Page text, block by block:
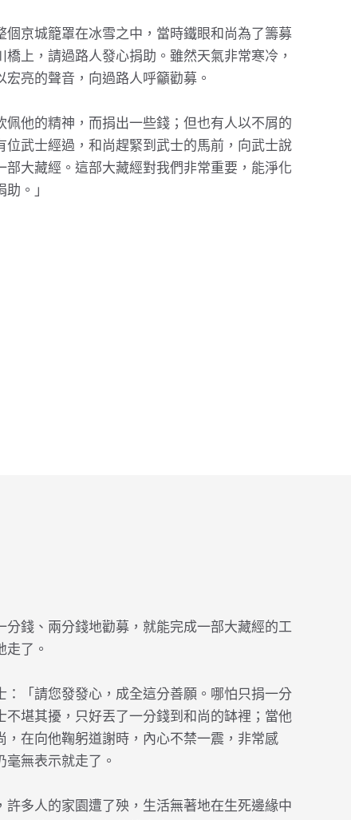
個京城籠罩在冰雪之中，當時鐵眼和尚為了籌募
上，請過路人發心捐助。雖然天氣非常寒冷，
亮的聲音，向過路人呼籲勸募。
佩他的精神，而捐出一些錢；但也有人以不屑的
位武士經過，和尚趕緊到武士的馬前，向武士說
部大藏經。這部大藏經對我們非常重要，能淨化
。」
分錢、兩分錢地勸募，就能完成一部大藏經的工
走了。
：「請您發發心，成全這分善願。哪怕只捐一分
不堪其擾，只好丟了一分錢到和尚的缽裡；當他
，在向他鞠躬道謝時，內心不禁一震，非常感
無表示就走了。
許多人的家園遭了殃，生活無著地在生死邊緣中